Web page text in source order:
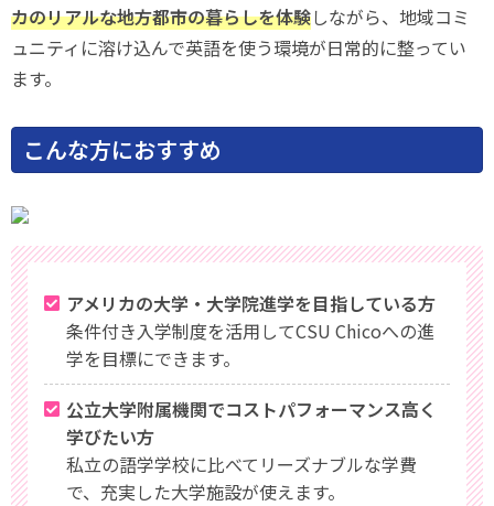
カのリアルな地方都市の暮らしを体験しながら、地域コミ
ュニティに溶け込んで英語を使う環境が日常的に整ってい
ます。
こんな方におすすめ
アメリカの大学・大学院進学を目指している方
条件付き入学制度を活用してCSU Chicoへの進
学を目標にできます。
公立大学附属機関でコストパフォーマンス高く
学びたい方
私立の語学学校に比べてリーズナブルな学費
で、充実した大学施設が使えます。